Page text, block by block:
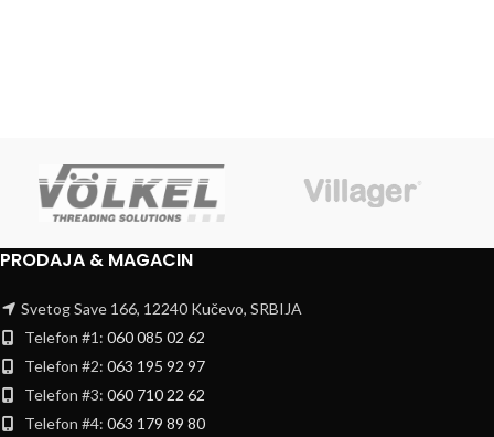
PRODAJA & MAGACIN
Svetog Save 166, 12240 Kučevo, SRBIJA
Telefon #1: 060 085 02 62
Telefon #2: 063 195 92 97
Telefon #3: 060 710 22 62
Telefon #4: 063 179 89 80